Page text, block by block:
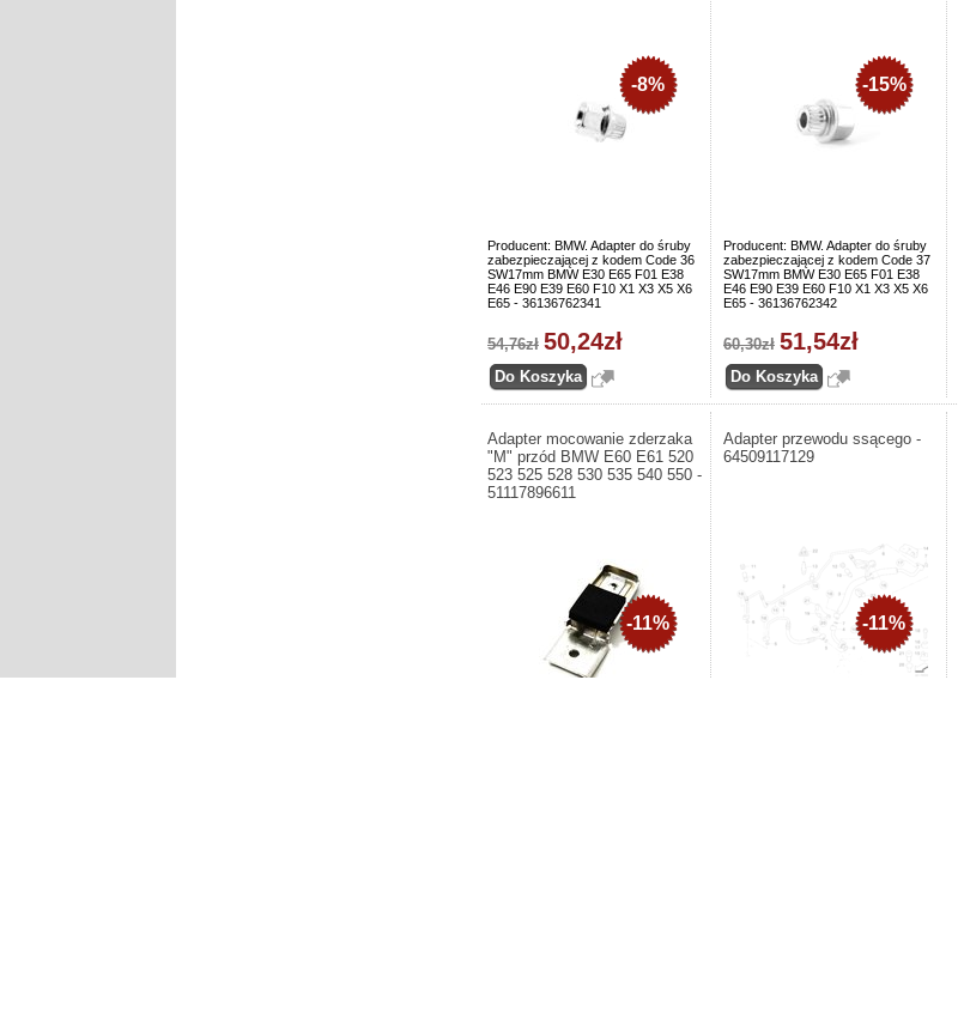
Producent: BMW. Adapter do śruby
zabezpieczającej z kodem Code 36
SW17mm BMW E30 E65 F01 E38
E46 E90 E39 E60 F10 X1 X3 X5 X6
E65 - 36136762341
-8%
54,76zł 50,24zł
Producent: BMW. Adapter do śruby
zabezpieczającej z kodem Code 37
SW17mm BMW E30 E65 F01 E38
E46 E90 E39 E60 F10 X1 X3 X5 X6
E65 - 36136762342
-15%
60,30zł 51,54zł
Adapter mocowanie zderzaka
"M" przód BMW E60 E61 520
523 525 528 530 535 540 550 -
51117896611
-11%
Adapter przewodu ssącego -
64509117129
-11%